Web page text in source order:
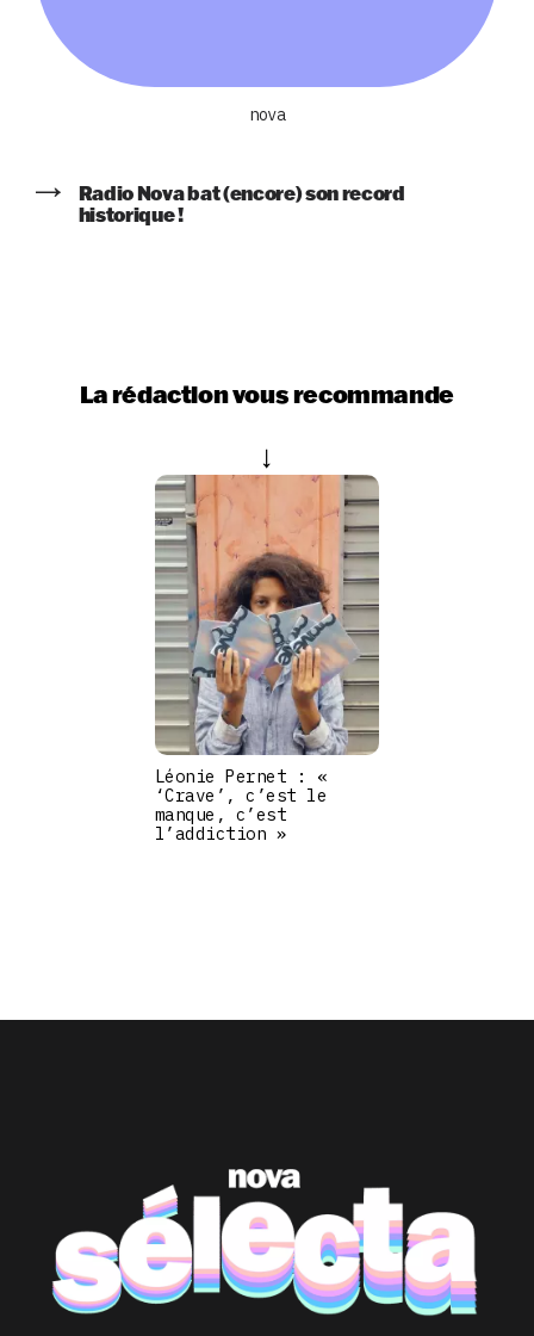
nova
Radio Nova bat (encore) son record
historique !
La rédaction vous recommande
Léonie Pernet : «
‘Crave’, c’est le
manque, c’est
l’addiction »